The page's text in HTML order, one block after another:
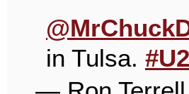
in Tulsa.